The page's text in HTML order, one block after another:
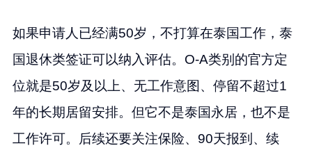
如果申请人已经满50岁，不打算在泰国工作，泰
国退休类签证可以纳入评估。O-A类别的官方定
位就是50岁及以上、无工作意图、停留不超过1
年的长期居留安排。但它不是泰国永居，也不是
工作许可。后续还要关注保险、90天报到、续